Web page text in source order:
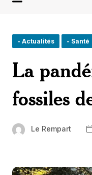
- Actualités - Santé
La
fossiles
Le Rempart